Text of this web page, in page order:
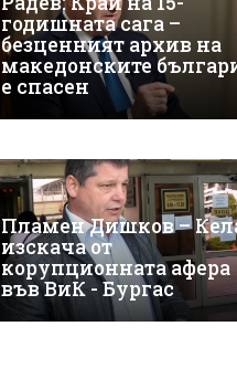
годишната сага –
безценният архив на
македонските
е спасен
Пламен Дишков –
изскача от
корупционната афера
във ВиК - Бургас